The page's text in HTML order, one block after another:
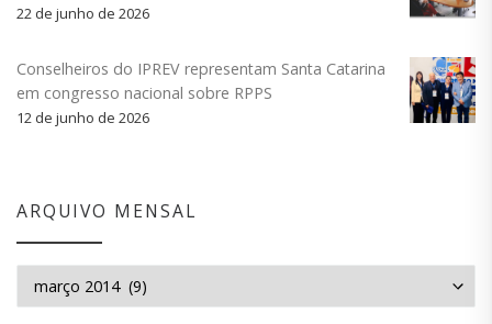
22 de junho de 2026
Conselheiros do IPREV representam Santa Catarina
em congresso nacional sobre RPPS
12 de junho de 2026
ARQUIVO MENSAL